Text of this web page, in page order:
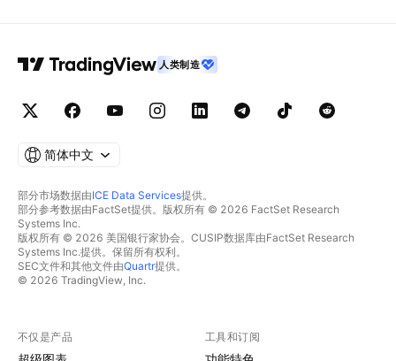
人类制造
简体中文
部分市场数据由ICE Data Services提供。
部分参考数据由FactSet提供。版权所有 © 2026 FactSet Research
Systems Inc.
版权所有 © 2026 美国银行家协会。CUSIP数据库由FactSet Research
Systems Inc.提供。保留所有权利。
SEC文件和其他文件由Quartr提供。
© 2026 TradingView, Inc.
不仅是产品 工具和订阅